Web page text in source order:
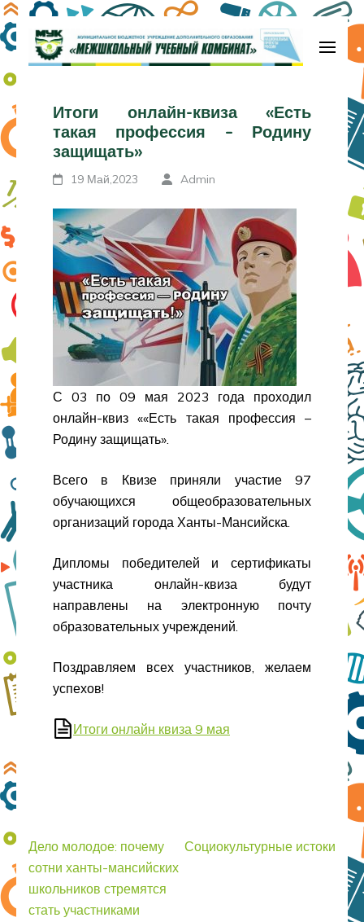
Перейти
к
содержимому
Enter)комбинат»
Итоги онлайн-квиза «Есть
такая профессия – Родину
защищать»
19 Май,2023 Admin
С 03 по 09 мая 2023 года проходил
онлайн-квиз ««Есть такая профессия –
Родину защищать».
Всего в Квизе приняли участие 97
обучающихся общеобразовательных
организаций города Ханты-Мансийска.
Дипломы победителей и сертификаты
участника онлайн-квиза будут
направлены на электронную почту
образовательных учреждений.
Поздравляем всех участников, желаем
успехов!
Итоги онлайн квиза 9 мая
Навигация
по
записям
Дело молодое: почему
сотни ханты-мансийских
школьников стремятся
стать участниками
Социокультурные истоки